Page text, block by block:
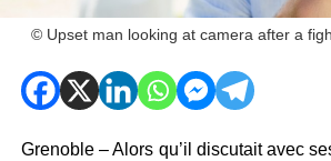
© Upset man looking at camera after a
Grenoble – Alors qu’il discutait avec